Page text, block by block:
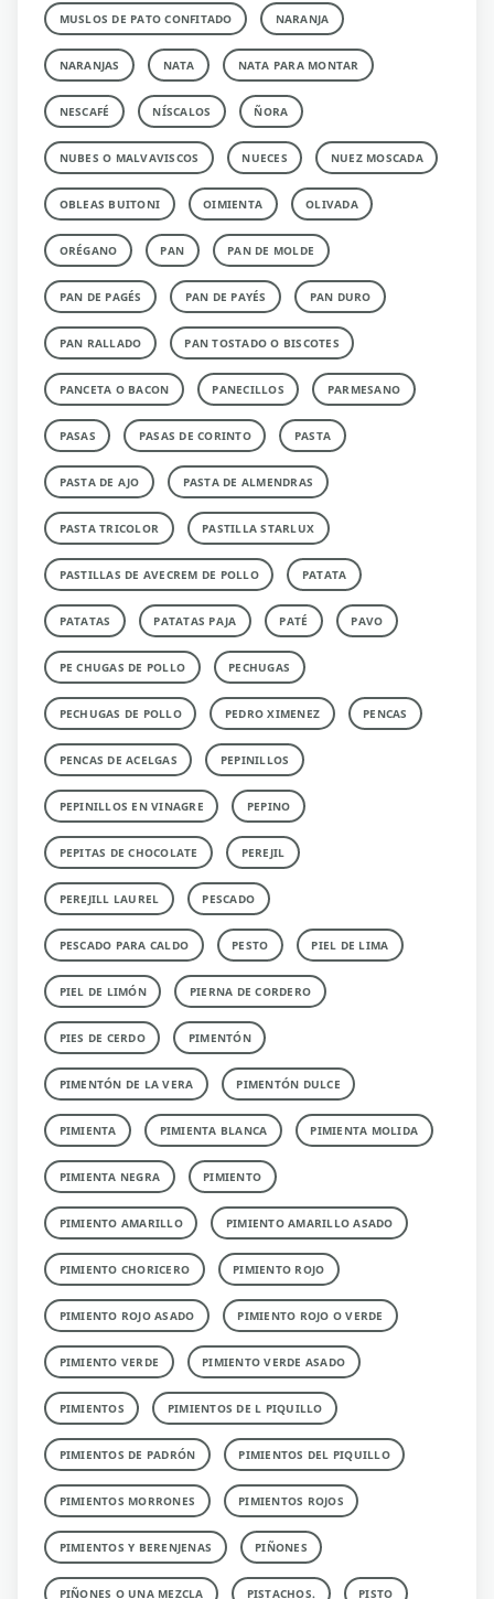
MUSLOS DE PATO CONFITADO NARANJA
NARANJAS NATA NATA PARA MONTAR
NESCAFÉ NÍSCALOS ÑORA
NUBES O MALVAVISCOS NUECES NUEZ MOSCADA
OBLEAS BUITONI OIMIENTA OLIVADA
ORÉGANO PAN PAN DE MOLDE
PAN DE PAGÉS PAN DE PAYÉS PAN DURO
PAN RALLADO PAN TOSTADO O BISCOTES
PANCETA O BACON PANECILLOS PARMESANO
PASAS PASAS DE CORINTO PASTA
PASTA DE AJO PASTA DE ALMENDRAS
PASTA TRICOLOR PASTILLA STARLUX
PASTILLAS DE AVECREM DE POLLO PATATA
PATATAS PATATAS PAJA PATÉ PAVO
PE CHUGAS DE POLLO PECHUGAS
PECHUGAS DE POLLO PEDRO XIMENEZ PENCAS
PENCAS DE ACELGAS PEPINILLOS
PEPINILLOS EN VINAGRE PEPINO
PEPITAS DE CHOCOLATE PEREJIL
PEREJILL LAUREL PESCADO
PESCADO PARA CALDO PESTO PIEL DE LIMA
PIEL DE LIMÓN PIERNA DE CORDERO
PIES DE CERDO PIMENTÓN
PIMENTÓN DE LA VERA PIMENTÓN DULCE
PIMIENTA PIMIENTA BLANCA PIMIENTA MOLIDA
PIMIENTA NEGRA PIMIENTO
PIMIENTO AMARILLO PIMIENTO AMARILLO ASADO
PIMIENTO CHORICERO PIMIENTO ROJO
PIMIENTO ROJO ASADO PIMIENTO ROJO O VERDE
PIMIENTO VERDE PIMIENTO VERDE ASADO
PIMIENTOS PIMIENTOS DE L PIQUILLO
PIMIENTOS DE PADRÓN PIMIENTOS DEL PIQUILLO
PIMIENTOS MORRONES PIMIENTOS ROJOS
PIMIENTOS Y BERENJENAS PIÑONES
PIÑONES O UNA MEZCLA PISTACHOS. PISTO